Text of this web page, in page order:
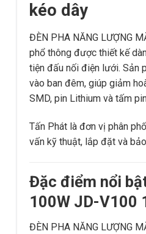
kéo dây
ĐÈN PHA NĂNG LƯỢNG
phổ thông được thiết kế
tiện đấu nối điện lưới. Sản
vào ban đêm, giúp giảm
SMD, pin Lithium và tấm
Tấn Phát là đơn vị phân
vấn kỹ thuật, lắp đặt và
Đặc điểm nổi
100W JD-V100
ĐÈN PHA NĂNG LƯỢNG